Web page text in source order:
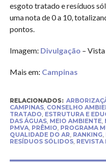
esgoto tratado e resíduos
uma nota de 0 a 10,
pontos.
Imagem: Divulgação –
Mais em: Campinas
RELACIONADOS:
CAMPINAS, CONSELHO
TRATADO ESTRUTURA E
DAS ÁGUAS, MEIO AMBIENTE,
PMVA, PRÊMIO PROGRAMA
QUALIDADE DO AR RANKING
RESÍDUOS SÓLIDOS, REVISTA